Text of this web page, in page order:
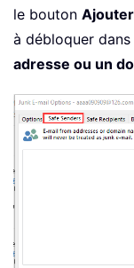
le bouton Ajouter
à débloquer
adresse ou un